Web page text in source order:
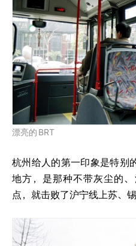
漂亮的 BRT
杭州给人的第一印象是特别
地方，是那种不带灰尘的
点，就击败了沪宁线上苏、